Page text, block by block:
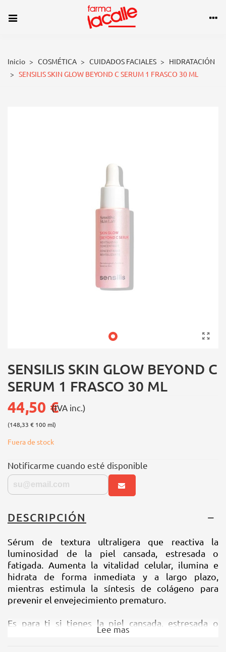
Inicio > COSMÉTICA > CUIDADOS FACIALES >
HIDRATACIÓN
>
SENSILIS SKIN GLOW BEYOND C SERUM 1 FRASCO 30 ML
SENSILIS SKIN GLOW BEYOND C
SERUM 1 FRASCO 30 ML
44,50 €(IVA inc.)
(148,33 € 100 ml)
Fuera de stock
Notificarme cuando esté disponible
DESCRIPCIÓN
Sérum de textura ultraligera que reactiva la
luminosidad de la piel cansada, estresada o
fatigada. Aumenta la vitalidad celular, ilumina e
hidrata de forma inmediata y a largo plazo,
mientras estimula la síntesis de colágeno para
prevenir el envejecimiento prematuro.
Es para ti si tienes la piel cansada, estresada o
fatigada o simplemente estás buscando una mejor
Lee mas